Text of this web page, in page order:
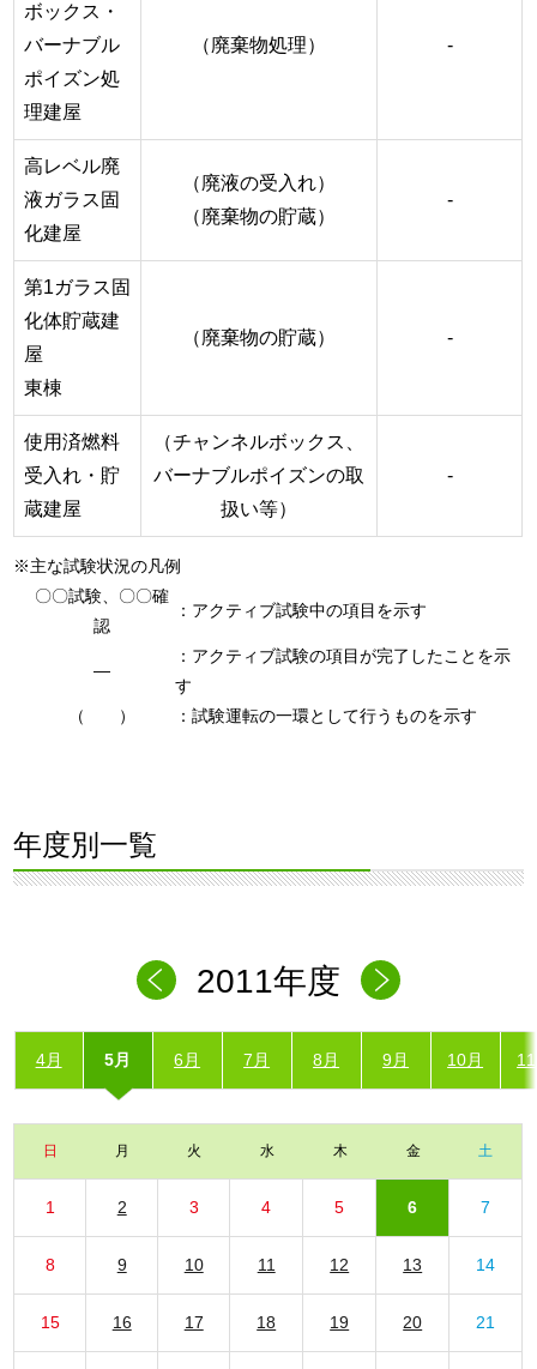
ボックス・
バーナブル
ポイズン処
理建屋
（廃棄物処理） -
高レベル廃
液ガラス固
化建屋
（廃液の受入れ）
（廃棄物の貯蔵）
-
第1ガラス固
化体貯蔵建
屋
東棟
（廃棄物の貯蔵） -
使用済燃料
受入れ・貯
蔵建屋
（チャンネルボックス、
バーナブルポイズンの取
扱い等）
-
※主な試験状況の凡例
〇〇試験、〇〇確
認
：アクティブ試験中の項目を示す
―
：アクティブ試験の項目が完了したことを示
す
（ ）
：試験運転の一環として行うものを示す
年度別一覧
2011年度
4月 5月 6月 7月 8月 9月 10月
日 月 火 水 木 金 土
1 2 3 4 5 6 7
8 9 10 11 12 13 14
15 16 17 18 19 20 21